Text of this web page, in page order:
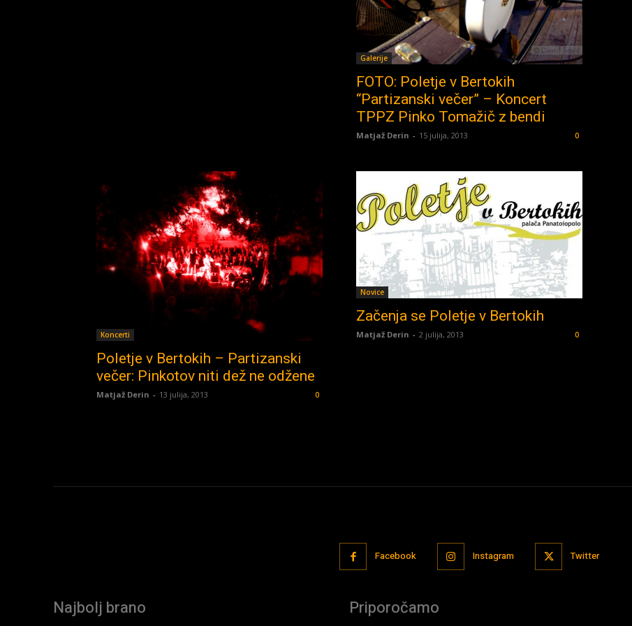
Galerije
FOTO: Poletje v Bertokih
“Partizanski večer” – Koncert
TPPZ Pinko Tomažič z bendi
Matjaž Derin - 15 julija, 2013 0
Koncerti
Poletje v Bertokih – Partizanski
večer: Pinkotov niti dež ne odžene
Matjaž Derin - 13 julija, 2013 0
Novice
Začenja se Poletje v Bertokih
Matjaž Derin - 2 julija, 2013 0
Facebook Instagram Twitter
Najbolj brano Priporočamo